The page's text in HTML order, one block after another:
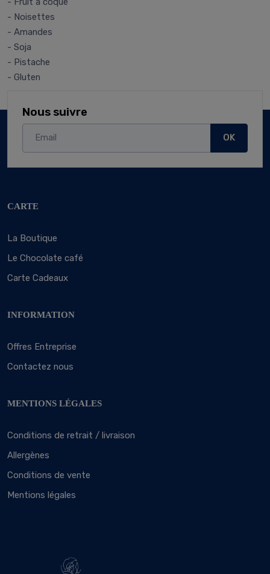
- Noisettes
- Amandes
- Soja
- Pistache
- Gluten
Nous suivre
OK
CARTE
La Boutique
Le Chocolate café
Carte Cadeaux
INFORMATION
Offres Entreprise
Contactez nous
MENTIONS LÉGALES
Conditions de retrait / livraison
Allergènes
Conditions de vente
Mentions légales